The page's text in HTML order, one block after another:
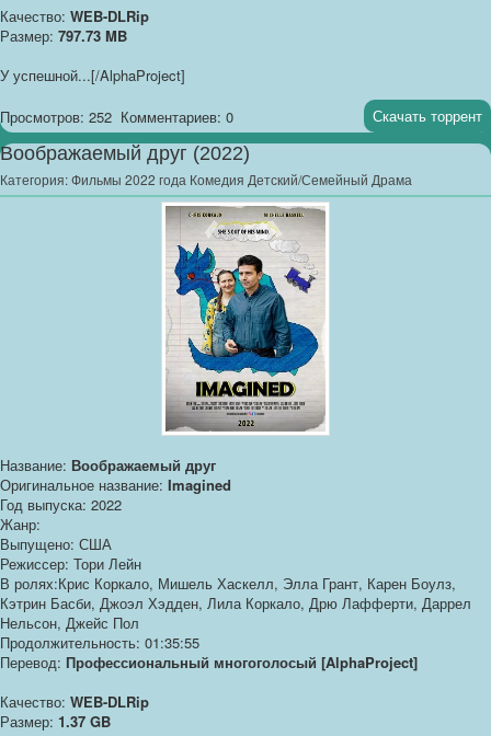
Качество: WEB-DLRip
Размер: 797.73 MB
У успешной...[/AlphaProject]
Просмотров: 252 Комментариев: 0 Скачать торрент
Воображаемый друг (2022)
Категория:Фильмы 2022 года Комедия Детский/Семейный Драма
Название: Воображаемый друг
Оригинальное название: Imagined
Год выпуска: 2022
Жанр:
Выпущено: США
Режиссер: Тори Лейн
В ролях:Крис Коркало, Мишель Хаскелл, Элла Грант, Карен Боулз,
Кэтрин Басби, Джоэл Хэдден, Лила Коркало, Дрю Лафферти, Даррел
Нельсон, Джейс Пол
Продолжительность: 01:35:55
Перевод: Профессиональный многоголосый [AlphaProject]
Качество: WEB-DLRip
Размер: 1.37 GB